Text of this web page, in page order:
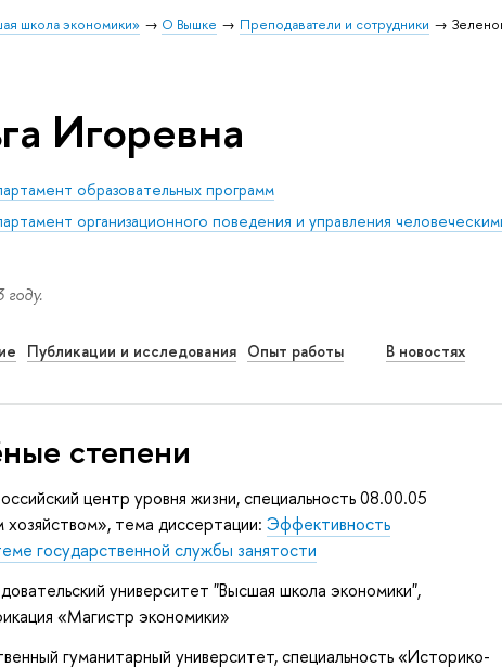
школа экономики» О Вышке Преподаватели и сотрудники
Игоревна
образовательных программ
организационного поведения и управления
Публикации и исследования Опыт работы В новостях
степени
центр уровня жизни, специальность 08.00.05
тема диссертации:Эффективность
государственной службы занятости
университет "Высшая школа экономики",
«Магистр экономики»
гуманитарный университет, специальность «Историко-